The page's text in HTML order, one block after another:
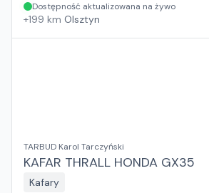
Dostępność aktualizowana na żywo
+199 km Olsztyn
TARBUD Karol Tarczyński
KAFAR THRALL HONDA GX35
Kafary